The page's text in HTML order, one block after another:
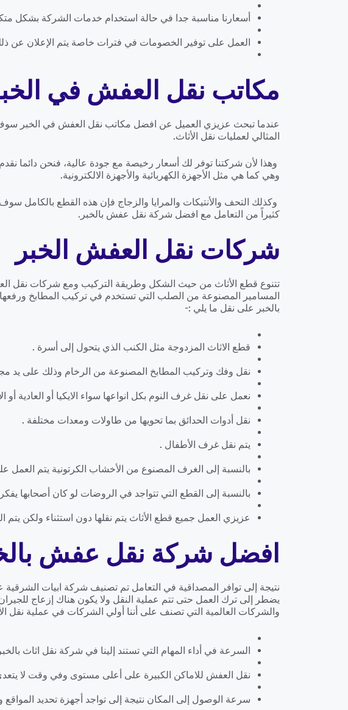
أسعارنا مناسبة جدا في حالة استخدام خدمات الشركة بشكل
العمل على توفير الخصومات في فترات خاصة يتم الإعلان عن
مكاتب نقل العفش في
عندما تبحث عزيزي العميل عن افضل مكاتب نقل العفش في الخبر سوف
المثالي لعمليات نقل الأثاث.
وهذا لأن شركتنا توفر لك أسعار رخيصة مع جودة عالية، فنحن دائما
وهي كما هي مثل الأجهزة الكهربائية والأجهزة الالكترونية.
وكذلك التحف والأنتيكات والمرايا والزجاج فإن هذه القطع
كثيراً من التعامل مع افضل شركة نقل عفش بالخبر.
شركات نقل العفش الخبر
تتنوع قطع الأثاث من حيث الشكل وطريقة التركيب ومع شركات نقل
المسامير المصنوعة من الصلب التي تستخدم في تركيب المطابخ
بالخبر على نقل ما يلي :-
قطع الاثاث المزدوجة مثل الكنب الذي يتحول إلى أسرة .
نقل وفك وتركيب المطابخ المصنوعة من الرخام وذلك على
نعمل على نقل غرف النوم بكل انواعها سواء الايكيا أو العادية أو
نقل أدوات الحدائق بما تحويها من طاولات ومعدات مختلفة .
يتم نقل غرف الأطفال .
بالنسبة إلى الغرف المصنوع من الأخشاب الكرتونية يتم العمل
بالنسبة إلى القطع التي تتواجد في الروضات لو كان أصحابها
عزيزي العمل جميع قطع الأثاث يتم نقلها دون استثناء ولكن يتم
افضل شركة نقل عفش
نتيجة إلى توافر المصداقية في التعامل تم تصنيف شركة ابيات
يضطر إلى ترك العمل حتى تتم عملية النقل ولا يكون هناك إزعاج
والشركات العالمية التي تصنف على أننا أولي الشركات في عملية نقل
السرعة في أداء المهام التي تستند إلينا في شركة نقل اثاث
نقل العفش للاماكن الكبيرة على أعلى مستوى وفي وقت لا
سرعة الوصول إلى المكان نتيجة إلى تواجد أجهزة تحديد